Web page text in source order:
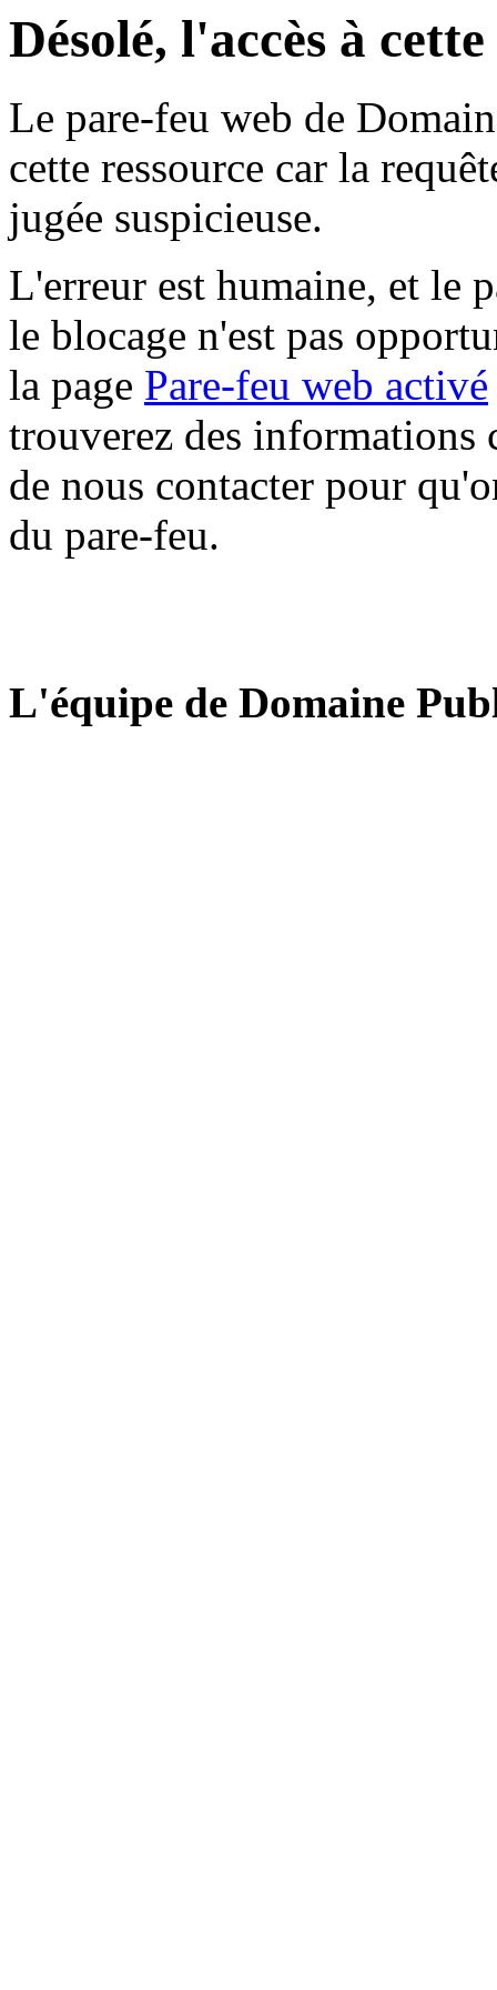
Désolé, l'accès à
Le pare-feu web de
cette ressource car la
jugée suspicieuse.
L'erreur est humaine, et le
le blocage n'est pas
la page Pare-feu web activé
trouverez des informations
de nous contacter pour
du pare-feu.
L'équipe de Domaine